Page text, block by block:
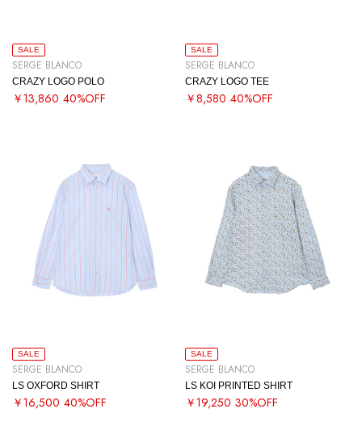
SALE
SERGE BLANCO
CRAZY LOGO POLO
￥13,860 40%OFF
SALE
SERGE BLANCO
CRAZY LOGO TEE
￥8,580 40%OFF
SALE
SERGE BLANCO
LS OXFORD SHIRT
￥16,500 40%OFF
SALE
SERGE BLANCO
LS KOI PRINTED SHIRT
￥19,250 30%OFF